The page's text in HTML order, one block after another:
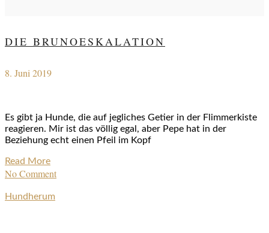
DIE BRUNOESKALATION
8. Juni 2019
Es gibt ja Hunde, die auf jegliches Getier in der Flimmerkiste
reagieren. Mir ist das völlig egal, aber Pepe hat in der
Beziehung echt einen Pfeil im Kopf
Read More
No Comment
Hundherum